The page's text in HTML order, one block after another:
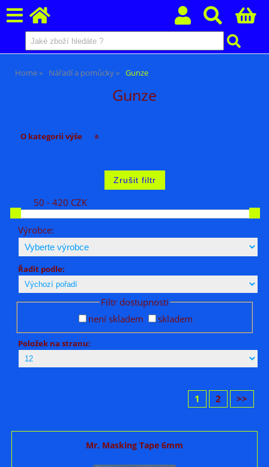
Home Nářadí a pomůcky Gunze
Gunze
O kategorii výše
50 - 420 CZK
Výrobce:
Řadit podle:
Filtr dostupnosti
není skladem
skladem
Položek na stranu:
1 2 >>
Mr. Masking Tape 6mm